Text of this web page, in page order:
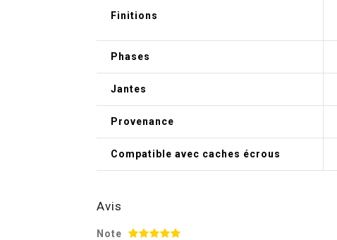
Finitions
Phases
Jantes
Provenance
Compatible avec caches écrous
Avis
Note